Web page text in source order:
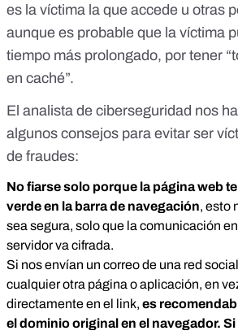
es la víctima la que accede u otras
aunque es probable que la víctima
tiempo más prolongado, por tener
en caché”.
El analista de ciberseguridad nos
algunos consejos para evitar ser
de fraudes:
No fiarse solo porque la página web
verde en la barra de navegación, esto
sea segura, solo que la comunicación
servidor va cifrada.
Si nos envían un correo de una red
cualquier otra página o aplicación, en
directamente en el link, es
el dominio original en el navegador.